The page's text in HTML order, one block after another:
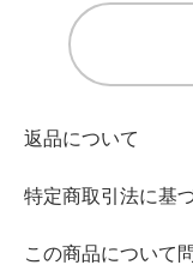
返品について
特定商取引法に基
この商品について